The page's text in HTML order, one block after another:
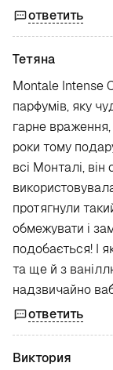
ответить
Тетяна
Montale Intense
парфумів, яку
гарне
роки тому
всі Монталі, він
протягнули
обмежувати і
подобається! І
та ще й з
надзвичайно
ответить
Виктория